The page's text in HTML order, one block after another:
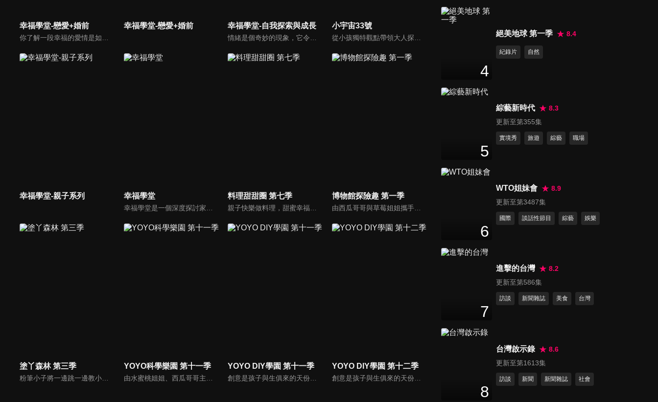
幸福學堂-戀愛+婚前 幸福學堂-戀愛+婚前 幸福學堂-自我探索與成長 小宇宙33號
幸福學堂-親子系列 幸福學堂 料理甜甜圈 第七季 博物館探險趣 第一季
由西瓜哥哥與草莓姐姐攜手主持，西瓜哥哥擅長繪畫藝術，草莓姐姐則為台北藝術大學音樂研究所高材生，他們兩人將各自發揮所長，帶著大小朋友一起環遊台灣博物館。
塗丫森林 第三季
粉筆小子將一邊跳一邊教小朋友各種家禽；機器人教我們畫小雞；香蕉哥哥教大家用彈殼畫出不一樣的圖畫；三暉幼稚園的小朋友與大家一起用紙盤畫畫。
YOYO科學樂園 第十一季
由水蜜桃姐姐、西瓜哥哥主持，帶領小朋友學習簡單的科學知識。
YOYO DIY學園 第十一季
創意是孩子與生俱來的天份，本節目帶家長與小朋友一起做有趣又好玩的美勞作品，一同體會親子DIY的樂趣，共享歡樂親子時光，培養小朋友在各方面的均衡發展。
YOYO DIY學園 第十二季
創意是孩子與生俱來的天份，本節目帶家長與小朋友一起做有趣又好玩的美勞作品，一同體會親子DIY的樂趣，共享歡樂親子時光，培養小朋友在各方面的均衡發展。
52分鐘
第14集 婚前抉擇的難題
49
分鐘
51
第16集 愛情的黃金比例
第17集 婚姻裡的最佳主角
50
第19集 吵架的藝術（上）
分鐘
4
絕美地球 第一季 8.4
紀錄片 自然
5
綜藝新時代
8.3
更新至第355集
實境秀 旅遊 綜藝 職場
6
WTO姐妹會
8.9
更新至第3487集
國際 談話性節目 綜藝 娛樂
7
進擊的台灣
8.2
更新至第586集
訪談 新聞雜誌 美食 台灣
8
台灣啟示錄
8.6
更新至第1613集
訪談 新聞 新聞雜誌 社會